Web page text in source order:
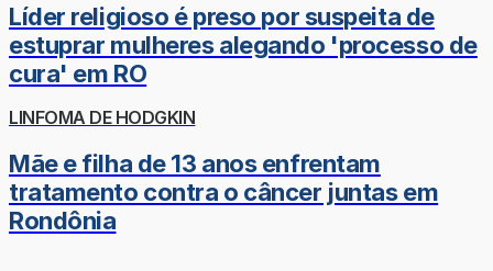
Líder religioso é preso por suspeita de
estuprar mulheres alegando 'processo de
cura' em RO
LINFOMA DE HODGKIN
Mãe e filha de 13 anos enfrentam
tratamento contra o câncer juntas em
Rondônia